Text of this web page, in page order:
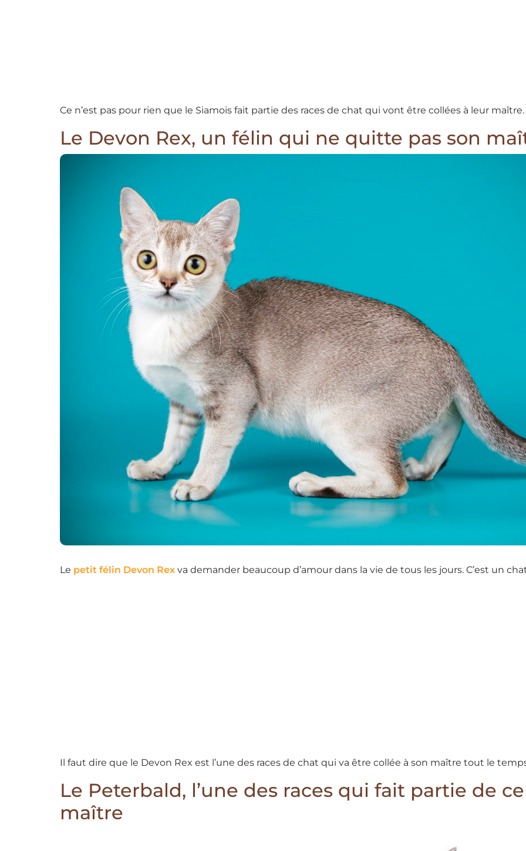
Ce n’est pas pour rien que le Siamois fait partie des races de chat qui vont être collées à leur maître.
Le Devon Rex, un félin qui ne quitte pas son
Le petit félin Devon Rex va demander beaucoup d’amour dans la vie de tous les jours. C’est un
Il faut dire que le Devon Rex est l’une des races de chat qui va être collée à son maître tout le
Le Peterbald, l’une des races qui fait partie de
maître